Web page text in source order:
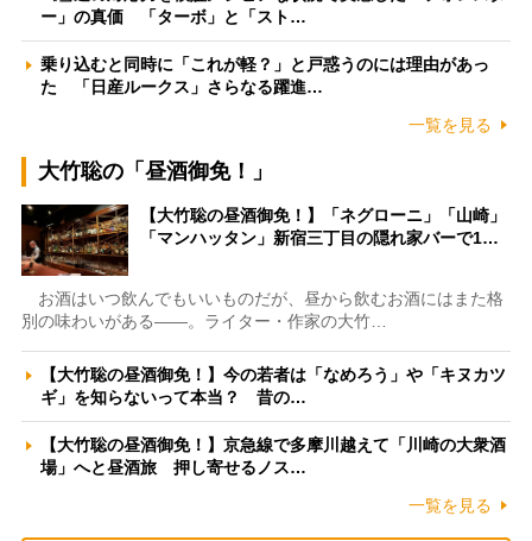
ー」の真価 「ターボ」と「スト…
乗り込むと同時に「これが軽？」と戸惑うのには理由があっ
た 「日産ルークス」さらなる躍進…
一覧を見る
大竹聡の「昼酒御免！」
【大竹聡の昼酒御免！】「ネグローニ」「山崎」
「マンハッタン」新宿三丁目の隠れ家バーで1…
お酒はいつ飲んでもいいものだが、昼から飲むお酒にはまた格
別の味わいがある――。ライター・作家の大竹…
【大竹聡の昼酒御免！】今の若者は「なめろう」や「キヌカツ
ギ」を知らないって本当？ 昔の…
【大竹聡の昼酒御免！】京急線で多摩川越えて「川崎の大衆酒
場」へと昼酒旅 押し寄せるノス…
一覧を見る